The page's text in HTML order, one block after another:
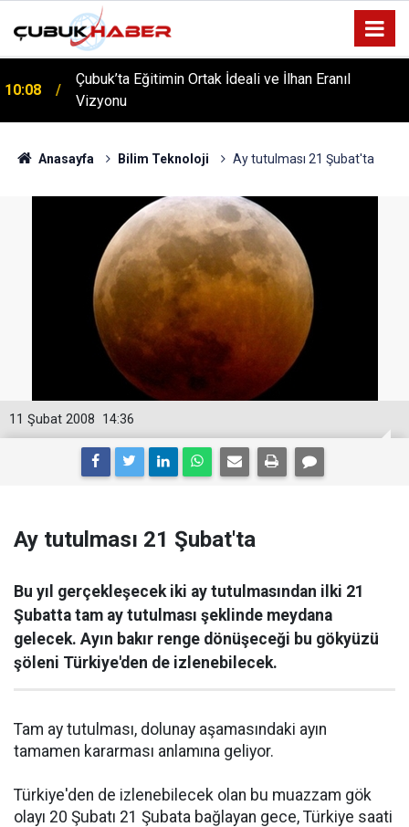
Çubuk’ta Eğitimin Ortak İdeali ve İlhan Eranıl
Vizyonu
12:06
ÇUBUK’TA ‘YAZA MERHABA’ COŞKUSU: Kursiyerler
Gönüllerince Eğlendi!
Anasayfa Bilim Teknoloji Ay tutulması 21 Şubat'ta
14:36
11 Şubat 2008
Ay tutulması 21 Şubat'ta
Bu yıl gerçekleşecek iki ay tutulmasından ilki 21
Şubatta tam ay tutulması şeklinde meydana
gelecek. Ayın bakır renge dönüşeceği bu gökyüzü
şöleni Türkiye'den de izlenebilecek.
Tam ay tutulması, dolunay aşamasındaki ayın
tamamen kararması anlamına geliyor.
Türkiye'den de izlenebilecek olan bu muazzam gök
olayı 20 Şubatı 21 Şubata bağlayan gece, Türkiye saati